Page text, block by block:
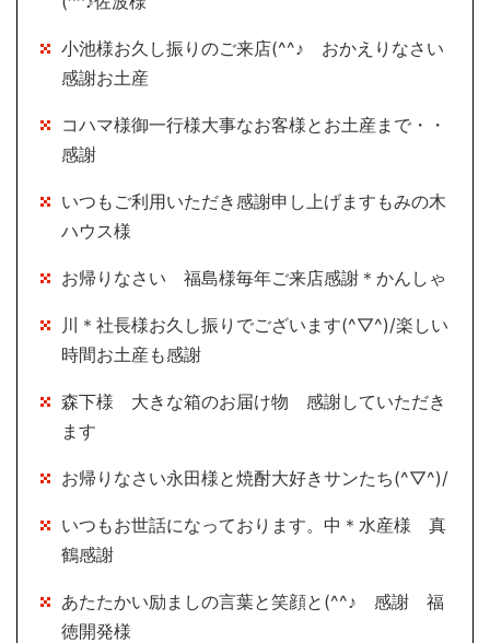
小池様お久し振りのご来店(^^♪ おかえりなさい
感謝お土産
コハマ様御一行様大事なお客様とお土産まで・・
感謝
いつもご利用いただき感謝申し上げますもみの木
ハウス様
お帰りなさい 福島様毎年ご来店感謝＊かんしゃ
川＊社長様お久し振りでございます(^▽^)/楽しい
時間お土産も感謝
森下様 大きな箱のお届け物 感謝していただき
ます
お帰りなさい永田様と焼酎大好きサンたち(^▽^)/
いつもお世話になっております。中＊水産様 真
鶴感謝
あたたかい励ましの言葉と笑顔と(^^♪ 感謝 福
徳開発様